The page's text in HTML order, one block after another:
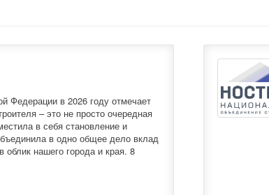
Федерации в 2026 году отмечает
– это не просто очередная
в себя становление и
в одно общее дело вклад
облик нашего города и края. 8